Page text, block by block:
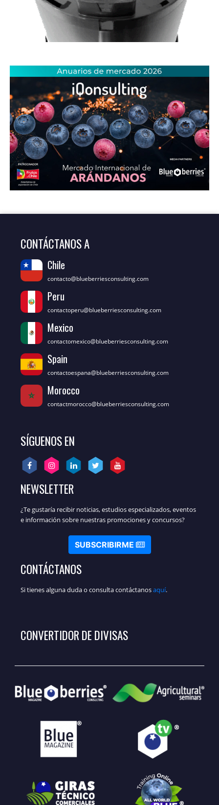
CONTÁCTANOS A
Chile
contacto@blueberriesconsulting.com
Peru
contactoperu@blueberriesconsulting.com
Mexico
contactomexico@blueberriesconsulting.com
Spain
contactoespana@blueberriesconsulting.com
Morocco
contactmorocco@blueberriesconsulting.com
SÍGUENOS EN
NEWSLETTER
¿Te gustaría recibir noticias, estudios especializados, eventos
e información sobre nuestras promociones y concursos?
SUBSCRIBIRME
CONTÁCTANOS
Si tienes alguna duda o consulta contáctanosaquí.
CONVERTIDOR DE DIVISAS